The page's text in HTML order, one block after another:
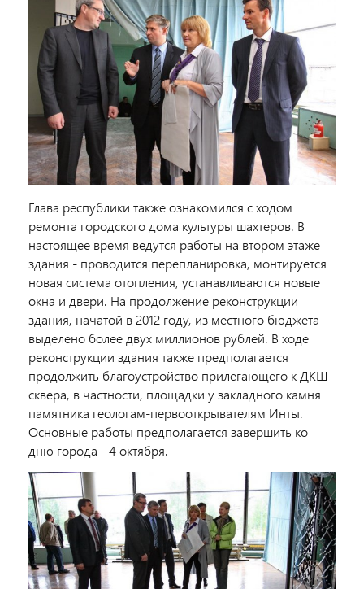
Глава республики также ознакомился с ходом
ремонта городского дома культуры шахтеров. В
настоящее время ведутся работы на втором этаже
здания - проводится перепланировка, монтируется
новая система отопления, устанавливаются новые
окна и двери. На продолжение реконструкции
здания, начатой в 2012 году, из местного бюджета
выделено более двух миллионов рублей. В ходе
реконструкции здания также предполагается
продолжить благоустройство прилегающего к ДКШ
сквера, в частности, площадки у закладного камня
памятника геологам-первооткрывателям Инты.
Основные работы предполагается завершить ко
дню города - 4 октября.